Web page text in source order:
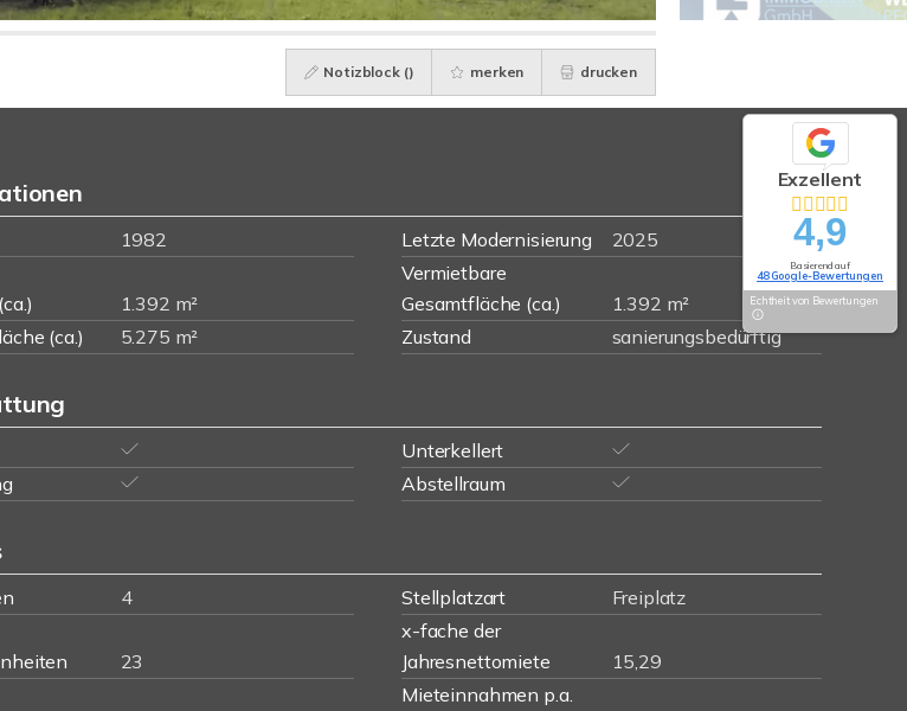
Notizblock () merken drucken
1982 Letzte Modernisierung 2025
1.392 m²
Vermietbare
Gesamtfläche (ca.)
1.392 m²
(ca.)
5.275 m² Zustand sanierungsbedürftig
Unterkellert
Abstellraum
4 Stellplatzart Freiplatz
23
x-fache der
Jahresnettomiete
15,29
Mieteinnahmen p.a.
Exzellent
4,9
Basierend auf
48 Google-Bewertungen
Echtheit von Bewertungen